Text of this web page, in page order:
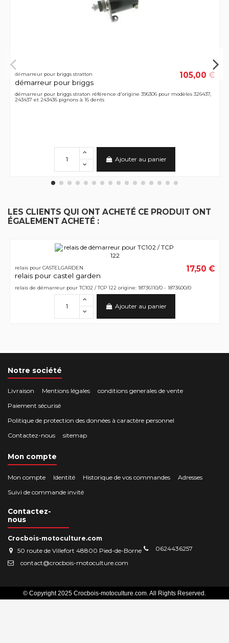
démarreur pour briggs stratton
démarreur pour briggs
105,00 €
démarreur pour briggs straton référence d'origine 396306 pour modèles 326437,
243437 et 243436 pignons à 16 dents
Ajouter au panier
LES CLIENTS QUI ONT ACHETÉ CE PRODUIT ONT
ÉGALEMENT ACHETÉ :
relais pour CASTELGARDEN
relais pour castel garden
17,50 €
relais de démarreur pour TC102 / TCP 122 origine: 18736110/0 - 1873600/0
Ajouter au panier
Notre société
Livraison Mentions légales
conditions generales de vente
Paiement sécurisé
Politique de protection des données à caractère personnel
Contactez-nous
sitemap
Mon compte
Mon compte Identité Historique de vos commandes
Adresses
Suivi de commande invité
Contactez-
nous
Crocbois-motoculture.com
50 route de Villefort 48800 Pied-de-Borne
0624436257
contact@crocbois-motoculture.com
© Copyright 2025 Crocbois-motoculture.com. All Rights Reserved.